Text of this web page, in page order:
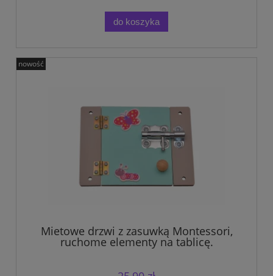
do koszyka
Mietowe drzwi z zasuwką Montessori,
ruchome elementy na tablicę.
nowość